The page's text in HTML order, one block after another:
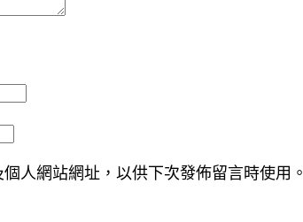
人網站網址，以供下次發佈留言時使用。